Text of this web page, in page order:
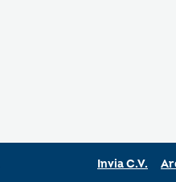
Invia C.V.